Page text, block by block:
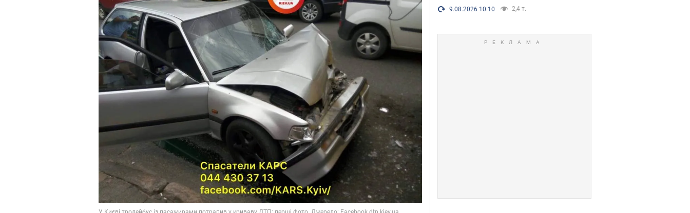
9.08.2026 10:10 2,4 т.